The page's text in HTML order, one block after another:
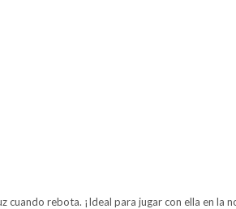
cuando rebota. ¡Ideal para jugar con ella en la